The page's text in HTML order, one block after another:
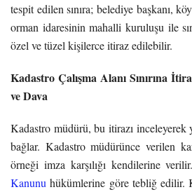
tespit edilen sınıra; belediye başkanı,
orman idaresinin mahalli kuruluşu ile
özel ve tüzel kişilerce itiraz edilebilir.
Kadastro Çalışma Alanı Sınırına
ve Dava
Kadastro müdürü, bu itirazı inceleyerek
bağlar. Kadastro müdürünce verilen
örneği imza karşılığı kendilerine
Kanunu hükümlerine göre tebliğ edilir.